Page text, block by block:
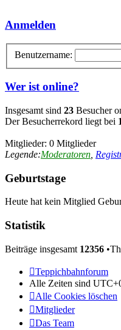
Anmelden
Benutzername:
Wer ist online?
Insgesamt sind 23 Besucher
Der Besucherrekord liegt bei
Mitglieder: 0 Mitglieder
Legende:Moderatoren
Geburtstage
Heute hat kein Mitglied
Statistik
Beiträge insgesamt 12356
Teppichbahnforum
Alle Zeiten sind
Alle Cookies löschen
Mitglieder
Das Team